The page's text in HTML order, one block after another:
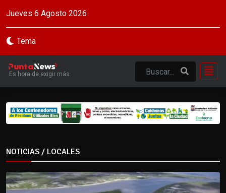
Jueves 6 Agosto 2026
Tema
Es hora de exigir más
NOTICIAS / LOCALES